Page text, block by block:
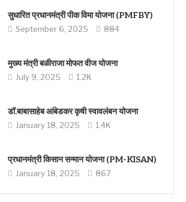
सुधारित प्रधानमंत्री पीक विमा योजना (PMFBY)
September 6, 2025 884
मुख्य मंत्री बळीराजा मोफत वीज योजना
July 9, 2025 1.2K
डॉ.बाबासाहेब आंबेडकर कृषी स्वावलंबन योजना
January 18, 2025 1.4K
प्रधानमंत्री किसान सन्मान योजना (PM-KISAN)
January 18, 2025 867